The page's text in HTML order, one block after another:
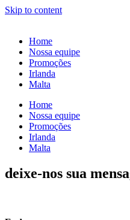
Skip to content
Home
Nossa equipe
Promoções
Irlanda
Malta
Home
Nossa equipe
Promoções
Irlanda
Malta
deixe-nos sua